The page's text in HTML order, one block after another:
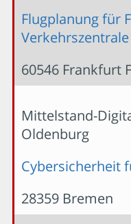
Flugplanung für
Verkehrszentrale
60546 Frankfurt
Mittelstand-
Oldenburg
Cybersicherheit
28359 Bremen